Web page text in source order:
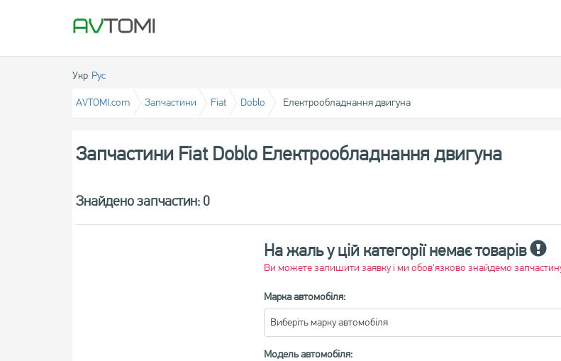
Укр Рус
AVTOMI.com Запчастини Fiat Doblo Електрообладнання двигуна
Запчастини Fiat Doblo Електрообладнання двигуна
Знайдено запчастин: 0
На жаль у цій категорії немає товарів
Ви можете залишити заявку і ми обов'язково знайдемо
Марка автомобіля:
Виберіть марку автомобіля
Модель автомобіля: